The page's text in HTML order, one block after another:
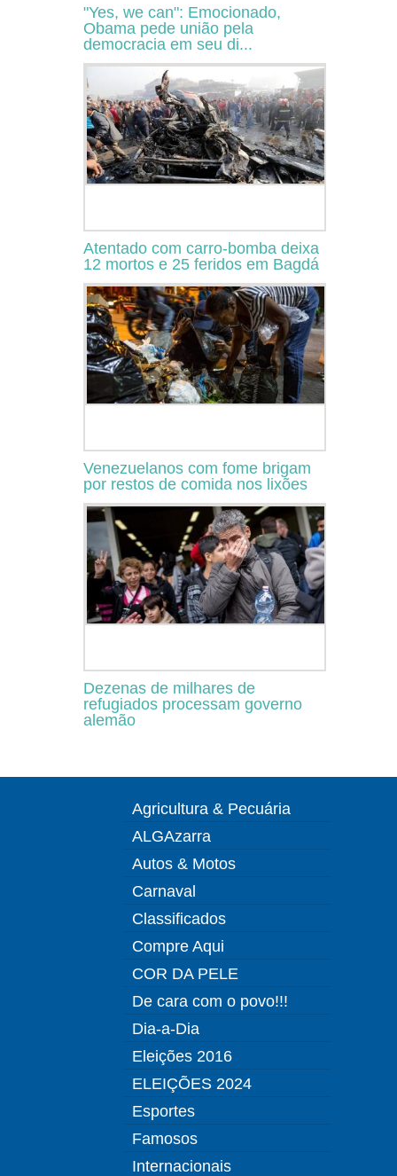
"Yes, we can": Emocionado,
Obama pede união pela
democracia em seu di...
Atentado com carro-bomba deixa
12 mortos e 25 feridos em Bagdá
Venezuelanos com fome brigam
por restos de comida nos lixões
Dezenas de milhares de
refugiados processam governo
alemão
Agricultura & Pecuária
ALGAzarra
Autos & Motos
Carnaval
Classificados
Compre Aqui
COR DA PELE
De cara com o povo!!!
Dia-a-Dia
Eleições 2016
ELEIÇÕES 2024
Esportes
Famosos
Internacionais